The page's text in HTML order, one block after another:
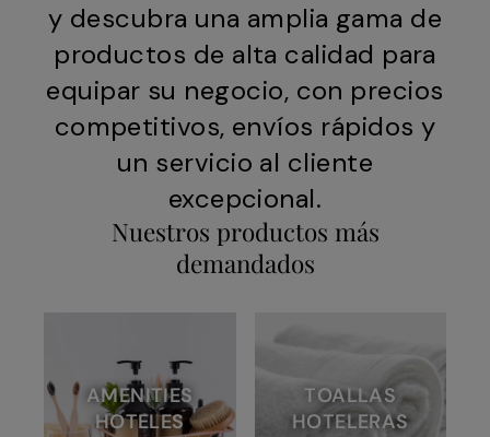
y descubra una amplia gama de
productos de alta calidad para
equipar su negocio, con precios
competitivos, envíos rápidos y
un servicio al cliente
excepcional.
Nuestros productos más
demandados
AMENITIES
HOTELES
TOALLAS
HOTELERAS